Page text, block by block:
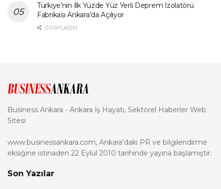
Türkiye’nin İlk Yüzde Yüz Yerli Deprem İzolatörü
Fabrikası Ankara’da Açılıyor
0 PAYLAŞIM
Business Ankara - Ankara İş Hayatı, Sektörel Haberler Web
Sitesi
www.businessankara.com, Ankara'daki PR ve bilgilendirme
eksiğine istinaden 22 Eylül 2010 tarihinde yayına başlamıştır.
Son Yazılar